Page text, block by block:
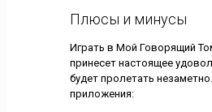
Плюсы и минусы
Играть в Мой Говорящий
принесет настоящее
будет пролетать
приложения: